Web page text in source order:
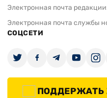
Электронная почта
Электронная почта службы
СОЦСЕТИ
ПОДДЕРЖАТЬ